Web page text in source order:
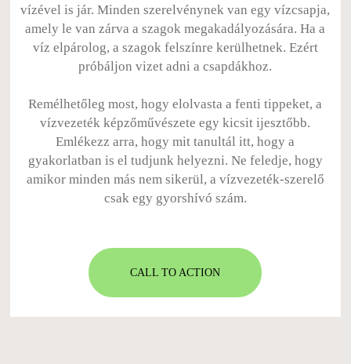
vízével is jár. Minden szerelvénynek van egy vízcsapja,
amely le van zárva a szagok megakadályozására. Ha a
víz elpárolog, a szagok felszínre kerülhetnek. Ezért
próbáljon vizet adni a csapdákhoz.
Remélhetőleg most, hogy elolvasta a fenti tippeket, a
vízvezeték képzőművészete egy kicsit ijesztőbb.
Emlékezz arra, hogy mit tanultál itt, hogy a
gyakorlatban is el tudjunk helyezni. Ne feledje, hogy
amikor minden más nem sikerül, a vízvezeték-szerelő
csak egy gyorshívó szám.
CALL TO ACTION